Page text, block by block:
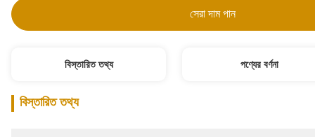
সেরা দাম পান
বিস্তারিত তথ্য পণ্যের বর্ণনা
বিস্তারিত তথ্য